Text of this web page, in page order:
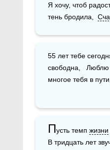
Я хочу, чтоб
тень бродила,
55 лет тебе
свободна,   Люблю
многое тебя в
Пусть темп жизни
В тридцать лет